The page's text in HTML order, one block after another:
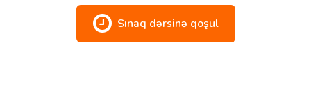
Sınaq dərsinə qoşul